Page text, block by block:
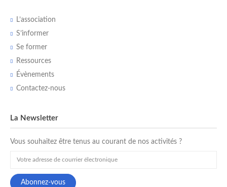
L’association
S’informer
Se former
Ressources
Évènements
Contactez-nous
La Newsletter
Vous souhaitez être tenus au courant de nos activités ?